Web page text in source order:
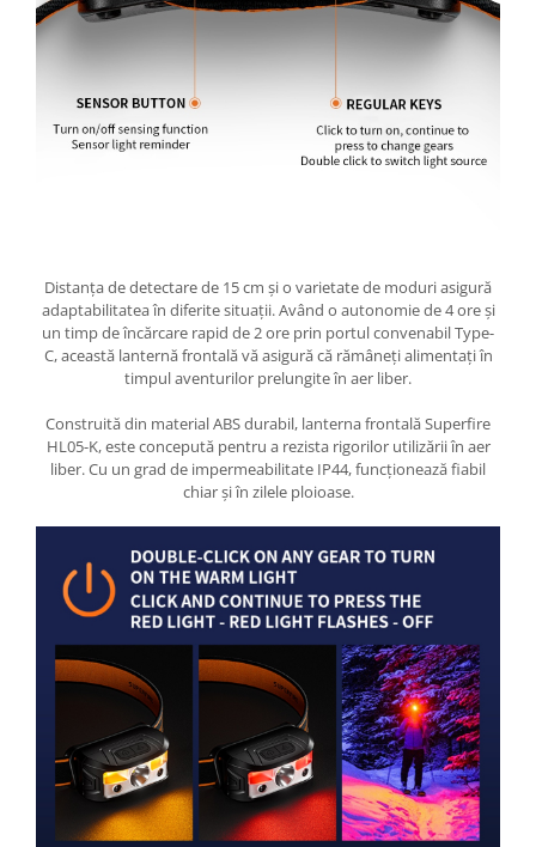
Distanța de detectare de 15 cm și o varietate de moduri asigură
adaptabilitatea în diferite situații. Având o autonomie de 4 ore și
un timp de încărcare rapid de 2 ore prin portul convenabil Type-
C, această lanternă frontală vă asigură că rămâneți alimentați în
timpul aventurilor prelungite în aer liber.
Construită din material ABS durabil, lanterna frontală Superfire
HL05-K, este concepută pentru a rezista rigorilor utilizării în aer
liber. Cu un grad de impermeabilitate IP44, funcționează fiabil
chiar și în zilele ploioase.